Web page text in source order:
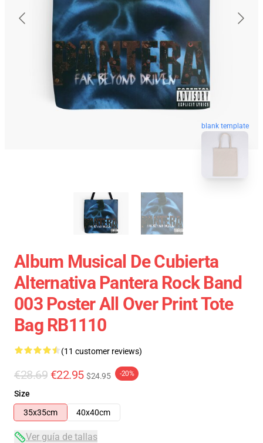
blank template
Album Musical De Cubierta
Alternativa Pantera Rock Band
003 Poster All Over Print Tote
Bag RB1110
(11 customer reviews)
€28.69 €22.95 $24.95 -20%
Size
35x35cm
40x40cm
Ver guía de tallas